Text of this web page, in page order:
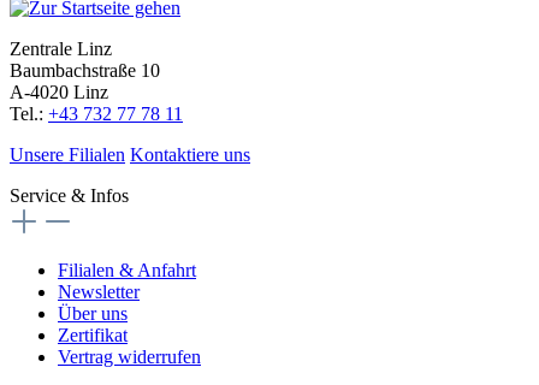
Zentrale Linz
Baumbachstraße 10
A-4020 Linz
Tel.: +43 732 77 78 11
Unsere Filialen Kontaktiere uns
Service & Infos
Filialen & Anfahrt
Newsletter
Über uns
Zertifikat
Vertrag widerrufen